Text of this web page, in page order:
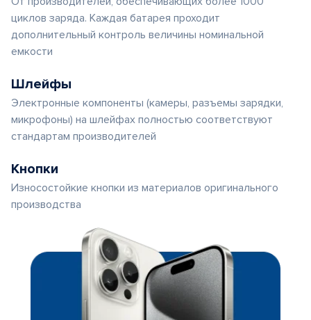
циклов заряда. Каждая батарея проходит
дополнительный контроль величины номинальной
емкости
Шлейфы
Электронные компоненты (камеры, разъемы зарядки,
микрофоны) на шлейфах полностью соответствуют
стандартам производителей
Кнопки
Износостойкие кнопки из материалов оригинального
производства